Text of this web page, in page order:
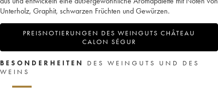
Unterholz, Graphit, schwarzen Früchten und Gewürzen.
PREISNOTIERUNGEN DES WEINGUTS CHÂTEAU
CALON SÉGUR
BESONDERHEITEN
DES WEINGUTS UND DES
WEINS